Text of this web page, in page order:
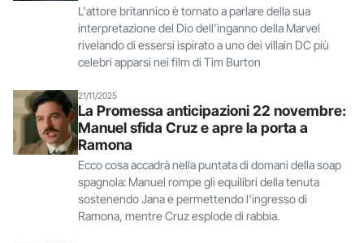
L'attore britannico è tornato a parlare della sua
interpretazione del Dio dell'inganno della Marvel
rivelando di essersi ispirato a uno dei villain DC più
celebri apparsi nei film di Tim Burton
21/11/2025
La Promessa anticipazioni 22 novembre:
Manuel sfida Cruz e apre la porta a
Ramona
Ecco cosa accadrà nella puntata di domani della soap
spagnola: Manuel rompe gli equilibri della tenuta
sostenendo Jana e permettendo l'ingresso di
Ramona, mentre Cruz esplode di rabbia.